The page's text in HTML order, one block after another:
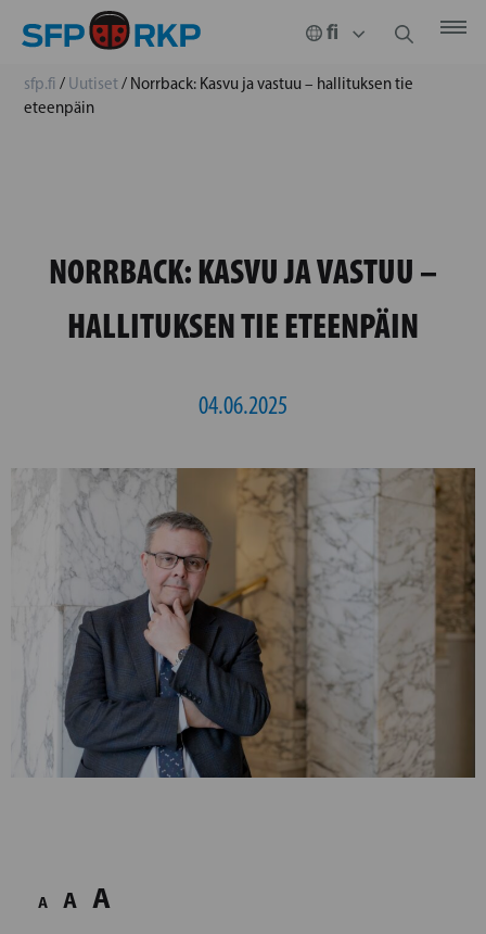
sfp.fi / Uutiset/ Norrback: Kasvu ja vastuu – hallituksen tie
eteenpäin
NORRBACK: KASVU JA VASTUU –
HALLITUKSEN TIE ETEENPÄIN
04.06.2025
A A A